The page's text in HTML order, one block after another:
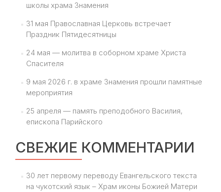
школы храма Знамения
31 мая Православная Церковь встречает
Праздник Пятидесятницы
24 мая — молитва в соборном храме Христа
Спасителя
9 мая 2026 г. в храме Знамения прошли памятные
мероприятия
25 апреля — память преподобного Василия,
епископа Парийского
СВЕЖИЕ КОММЕНТАРИИ
30 лет первому переводу Евангельского текста
на чукотский язык – Храм иконы Божией Матери